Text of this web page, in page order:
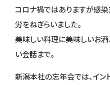
コロナ禍ではありますが感
労をねぎらいました。
美味しい料理に美味しいお酒
い会話まで。
新潟本社の忘年会では、イン